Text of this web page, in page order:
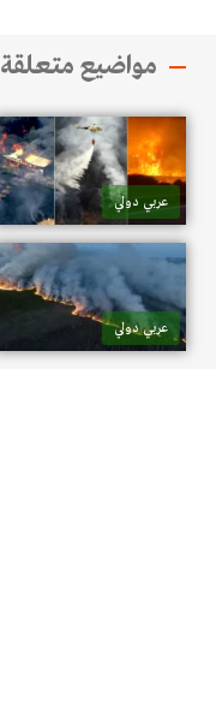
مواضيع متعلقة
عربي دولي
عربي دولي